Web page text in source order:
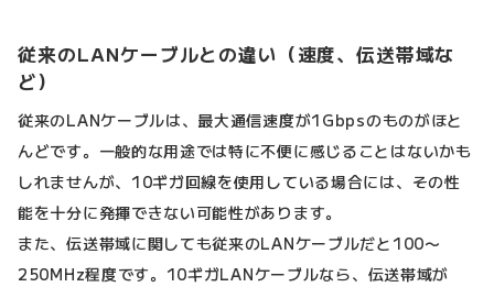
従来のLANケーブルとの違い（速度、伝送帯域な
ど）
従来のLANケーブルは、最大通信速度が1Gbpsのものがほと
んどです。一般的な用途では特に不便に感じることはないかも
しれませんが、10ギガ回線を使用している場合には、その性
能を十分に発揮できない可能性があります。
また、伝送帯域に関しても従来のLANケーブルだと100〜
250MHz程度です。10ギガLANケーブルなら、伝送帯域が